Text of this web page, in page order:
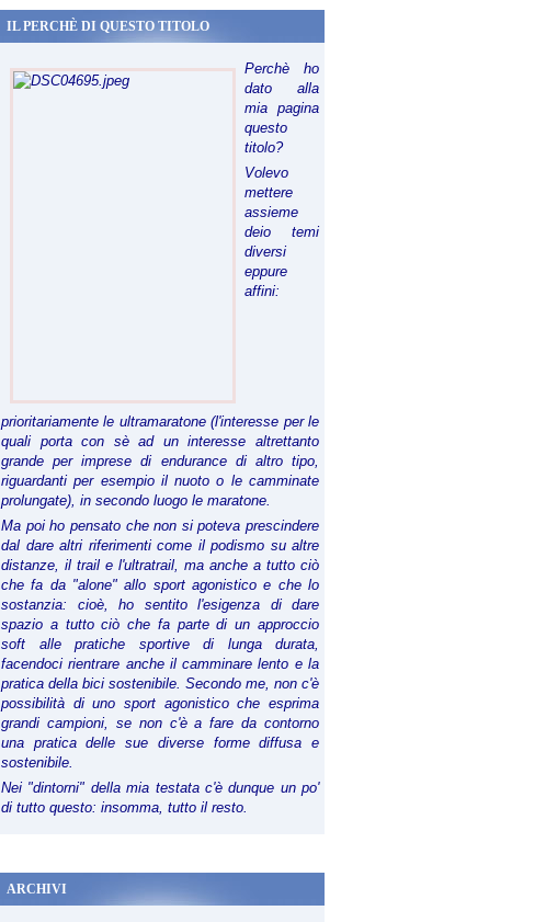
IL PERCHÈ DI QUESTO TITOLO
Perchè ho
dato alla
mia pagina
questo
titolo?
Volevo
mettere
assieme
deio temi
diversi
eppure
affini:
prioritariamente le ultramaratone (l'interesse per le
quali porta con sè ad un interesse altrettanto
grande per imprese di endurance di altro tipo,
riguardanti per esempio il nuoto o le camminate
prolungate), in secondo luogo le maratone.
Ma poi ho pensato che non si poteva prescindere
dal dare altri riferimenti come il podismo su altre
distanze, il trail e l'ultratrail, ma anche a tutto ciò
che fa da "alone" allo sport agonistico e che lo
sostanzia: cioè, ho sentito l'esigenza di dare
spazio a tutto ciò che fa parte di un approccio
soft alle pratiche sportive di lunga durata,
facendoci rientrare anche il camminare lento e la
pratica della bici sostenibile. Secondo me, non c'è
possibilità di uno sport agonistico che esprima
grandi campioni, se non c'è a fare da contorno
una pratica delle sue diverse forme diffusa e
sostenibile.
Nei "dintorni" della mia testata c'è dunque un po'
di tutto questo: insomma, tutto il resto.
ARCHIVI